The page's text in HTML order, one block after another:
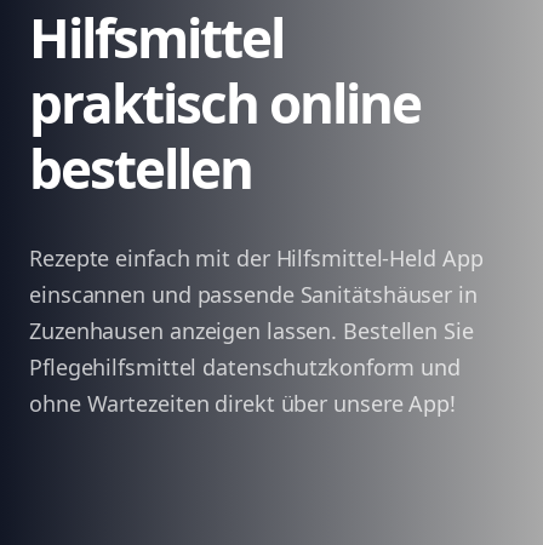
Hilfsmittel
praktisch online
bestellen
Rezepte einfach mit der Hilfsmittel-Held App
einscannen und passende Sanitätshäuser in
Zuzenhausen anzeigen lassen. Bestellen Sie
Pflegehilfsmittel datenschutzkonform und
ohne Wartezeiten direkt über unsere App!